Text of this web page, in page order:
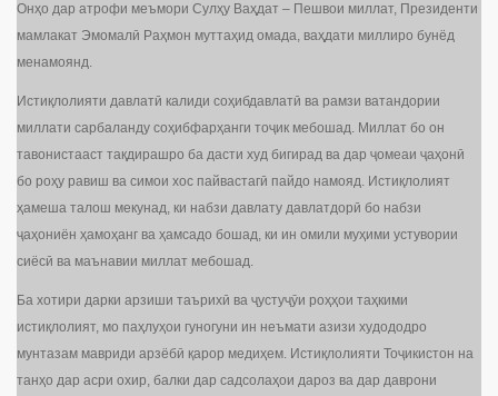
Онҳо дар атрофи меъмори Сулҳу Ваҳдат – Пешвои миллат, Президенти
мамлакат Эмомалӣ Раҳмон муттаҳид омада, ваҳдати миллиро бунёд
менамоянд.
Истиқлолияти давлатӣ калиди соҳибдавлатӣ ва рамзи ватандории
миллати сарбаланду соҳибфарҳанги тоҷик мебошад. Миллат бо он
тавонистааст тақдирашро ба дасти худ бигирад ва дар ҷомеаи ҷаҳонӣ
бо роҳу равиш ва симои хос пайвастагӣ пайдо намояд. Истиқлолият
ҳамеша талош мекунад, ки набзи давлату давлатдорӣ бо набзи
ҷаҳониён ҳамоҳанг ва ҳамсадо бошад, ки ин омили муҳими устувории
сиёсӣ ва маънавии миллат мебошад.
Ба хотири дарки арзиши таърихӣ ва ҷустуҷӯи роҳҳои таҳкими
истиқлолият, мо паҳлуҳои гуногуни ин неъмати азизи худододро
мунтазам мавриди арзёбӣ қарор медиҳем. Истиқлолияти Тоҷикистон на
танҳо дар асри охир, балки дар садсолаҳои дароз ва дар даврони